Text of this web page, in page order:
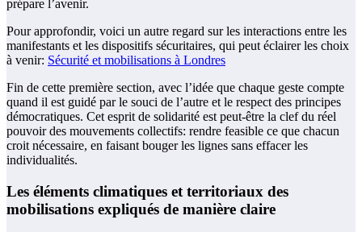
prépare l’avenir.
Pour approfondir, voici un autre regard sur les interactions entre les
manifestants et les dispositifs sécuritaires, qui peut éclairer les choix
à venir: Sécurité et mobilisations à Londres
Fin de cette première section, avec l’idée que chaque geste compte
quand il est guidé par le souci de l’autre et le respect des principes
démocratiques. Cet esprit de solidarité est peut-être la clef du réel
pouvoir des mouvements collectifs: rendre feasible ce que chacun
croit nécessaire, en faisant bouger les lignes sans effacer les
individualités.
Les éléments climatiques et territoriaux des
mobilisations expliqués de manière claire